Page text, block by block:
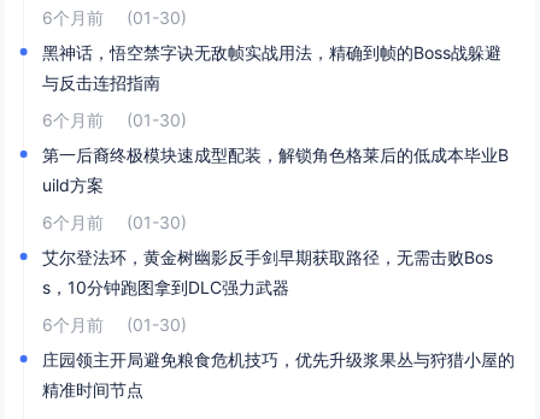
6个月前
(01-30)
黑神话，悟空禁字诀无敌帧实战用法，精确到帧的Boss战躲避
与反击连招指南
6个月前
(01-30)
第一后裔终极模块速成型配装，解锁角色格莱后的低成本毕业B
uild方案
6个月前
(01-30)
艾尔登法环，黄金树幽影反手剑早期获取路径，无需击败Bos
s，10分钟跑图拿到DLC强力武器
6个月前
(01-30)
庄园领主开局避免粮食危机技巧，优先升级浆果丛与狩猎小屋的
精准时间节点